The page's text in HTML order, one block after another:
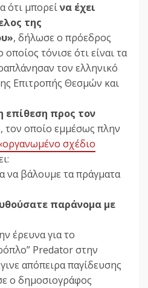
ότι μπορείνα έχει
της
, δήλωσε ο πρόεδρος
τόνισε ότι είναι τα
τον ελληνικό
Επιτροπής Θεσμών και
επίθεση προς τον
, τον οποίο εμμέσως πλην
σχέδιο
να βάλουμε τα πράγματα
παράνομα με
έρευνα για το
Predator στην
απόπειρα παγίδευσης
ο δημοσιογράφος